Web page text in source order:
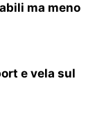
ma meno
e vela sul